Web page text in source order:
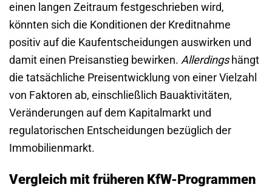
einen langen Zeitraum festgeschrieben wird,
könnten sich die Konditionen der Kreditnahme
positiv auf die Kaufentscheidungen auswirken und
damit einen Preisanstieg bewirken. Allerdingshängt
die tatsächliche Preisentwicklung von einer Vielzahl
von Faktoren ab, einschließlich Bauaktivitäten,
Veränderungen auf dem Kapitalmarkt und
regulatorischen Entscheidungen bezüglich der
Immobilienmarkt.
Vergleich mit früheren KfW-Programmen